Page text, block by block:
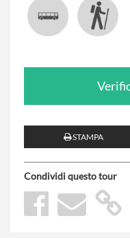
STAMPA
Condividi questo tour